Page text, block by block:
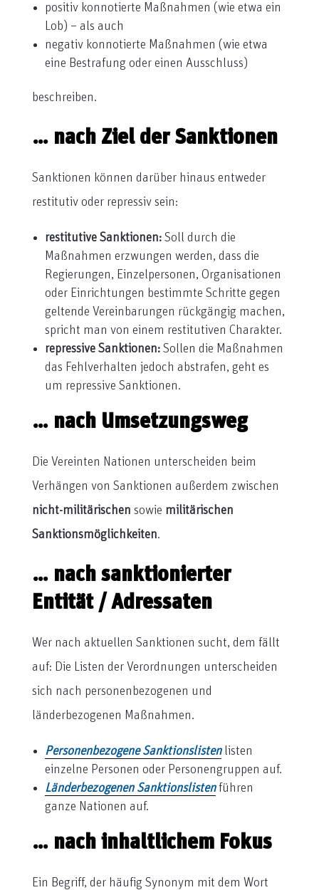
positiv konnotierte Maßnahmen (wie etwa ein
Lob) – als auch
negativ konnotierte Maßnahmen (wie etwa
eine Bestrafung oder einen Ausschluss)
beschreiben.
… nach Ziel der Sanktionen
Sanktionen können darüber hinaus entweder
restitutiv oder repressiv sein:
restitutive Sanktionen:Soll durch die
Maßnahmen erzwungen werden, dass die
Regierungen, Einzelpersonen, Organisationen
oder Einrichtungen bestimmte Schritte gegen
geltende Vereinbarungen rückgängig machen,
spricht man von einem restitutiven Charakter.
repressive Sanktionen:Sollen die Maßnahmen
das Fehlverhalten jedoch abstrafen, geht es
um repressive Sanktionen.
… nach Umsetzungsweg
Die Vereinten Nationen unterscheiden beim
Verhängen von Sanktionen außerdem zwischen
nicht-militärischen sowie militärischen
Sanktionsmöglichkeiten.
… nach sanktionierter
Entität / Adressaten
Wer nach aktuellen Sanktionen sucht, dem fällt
auf: Die Listen der Verordnungen unterscheiden
sich nach personenbezogenen und
länderbezogenen Maßnahmen.
Personenbezogene Sanktionslistenlisten
einzelne Personen oder Personengruppen auf.
Länderbezogenen Sanktionslistenführen
ganze Nationen auf.
… nach inhaltlichem Fokus
Ein Begriff, der häufig Synonym mit dem Wort